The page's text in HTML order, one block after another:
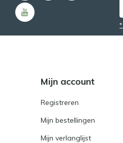
Mijn account
Registreren
Mijn bestellingen
Mijn verlanglijst